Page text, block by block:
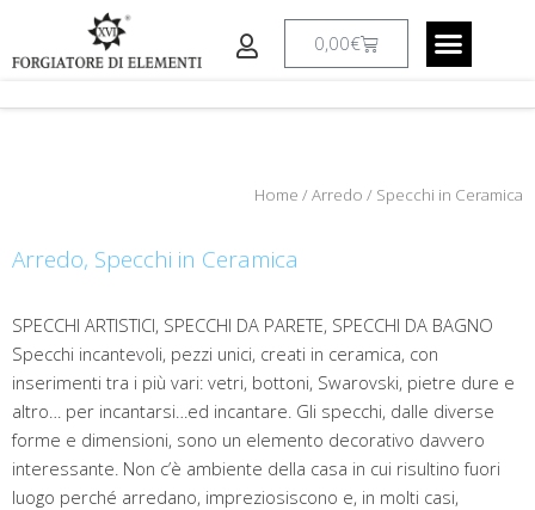
contenuto
0,00€Carrello
Home /Arredo / Specchi in Ceramica
Arredo, Specchi in Ceramica
SPECCHI ARTISTICI, SPECCHI DA PARETE, SPECCHI DA BAGNO
Specchi incantevoli, pezzi unici, creati in ceramica, con
inserimenti tra i più vari: vetri, bottoni, Swarovski, pietre dure e
altro… per incantarsi…ed incantare. Gli specchi, dalle diverse
forme e dimensioni, sono un elemento decorativo davvero
interessante. Non c’è ambiente della casa in cui risultino fuori
luogo perché arredano, impreziosiscono e, in molti casi,